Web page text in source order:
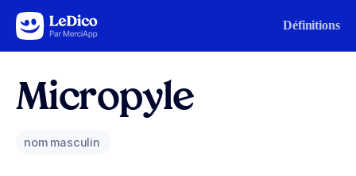
Aller au contenu Définitions
Micropyle
nom masculin